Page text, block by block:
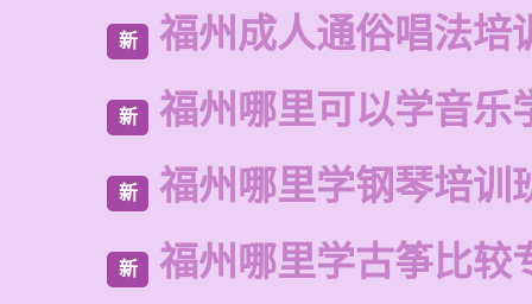
新 福州成人通俗唱法培
新 福州哪里可以学音乐
新 福州哪里学钢琴培训
新 福州哪里学古筝比较